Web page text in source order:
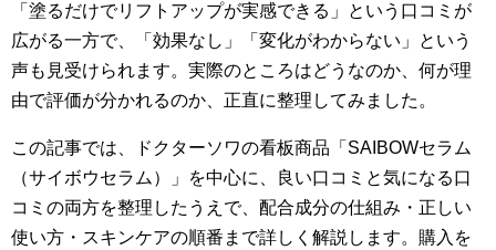
「塗るだけでリフトアップが実感できる」という口コミが
広がる一方で、「効果なし」「変化がわからない」という
声も見受けられます。実際のところはどうなのか、何が理
由で評価が分かれるのか、正直に整理してみました。
この記事では、ドクターソワの看板商品「SAIBOWセラム
（サイボウセラム）」を中心に、良い口コミと気になる口
コミの両方を整理したうえで、配合成分の仕組み・正しい
使い方・スキンケアの順番まで詳しく解説します。購入を